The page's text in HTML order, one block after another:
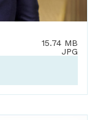
15.74 MB
JPG